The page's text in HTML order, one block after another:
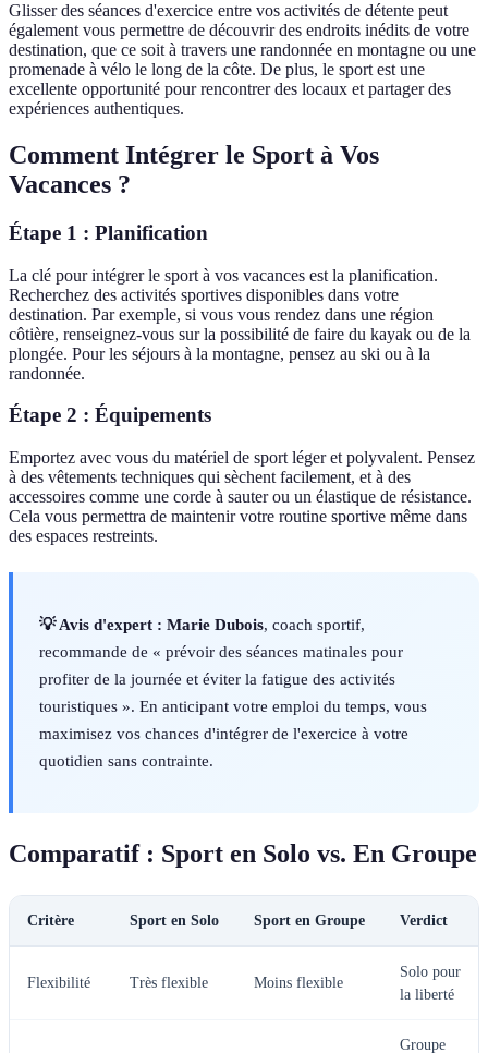
Glisser des séances d'exercice entre vos activités de détente peut
également vous permettre de découvrir des endroits inédits de votre
destination, que ce soit à travers une randonnée en montagne ou une
promenade à vélo le long de la côte. De plus, le sport est une
excellente opportunité pour rencontrer des locaux et partager des
expériences authentiques.
Comment Intégrer le Sport à Vos
Vacances ?
Étape 1 : Planification
La clé pour intégrer le sport à vos vacances est la planification.
Recherchez des activités sportives disponibles dans votre
destination. Par exemple, si vous vous rendez dans une région
côtière, renseignez-vous sur la possibilité de faire du kayak ou de la
plongée. Pour les séjours à la montagne, pensez au ski ou à la
randonnée.
Étape 2 : Équipements
Emportez avec vous du matériel de sport léger et polyvalent. Pensez
à des vêtements techniques qui sèchent facilement, et à des
accessoires comme une corde à sauter ou un élastique de résistance.
Cela vous permettra de maintenir votre routine sportive même dans
des espaces restreints.
💡 Avis d'expert : Marie Dubois, coach sportif,
recommande de « prévoir des séances matinales pour
profiter de la journée et éviter la fatigue des activités
touristiques ». En anticipant votre emploi du temps, vous
maximisez vos chances d'intégrer de l'exercice à votre
quotidien sans contrainte.
Comparatif : Sport en Solo vs. En Groupe
Critère Sport en Solo Sport en Groupe Verdict
Flexibilité Très flexible Moins flexible
Solo pour
la liberté
Groupe